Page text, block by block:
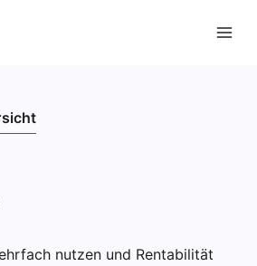
nutzen und Rentabilität